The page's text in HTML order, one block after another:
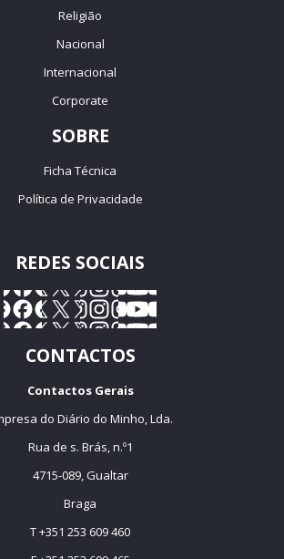
Religião
Nacional
Internacional
Corporate
SOBRE
Ficha Técnica
Política de Privacidade
REDES SOCIAIS
CONTACTOS
Contactos Gerais
do Diário do Minho, Lda.
Rua de s. Brás, n.º1
4715-089, Gualtar
Braga
T +351 253 609 460